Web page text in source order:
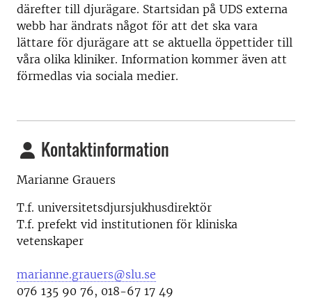
därefter till djurägare. Startsidan på UDS externa
webb har ändrats något för att det ska vara
lättare för djurägare att se aktuella öppettider till
våra olika kliniker. Information kommer även att
förmedlas via sociala medier.
Kontaktinformation
Marianne Grauers
T.f. universitetsdjursjukhusdirektör
T.f. prefekt vid institutionen för kliniska
vetenskaper
marianne.grauers@slu.se
076 135 90 76, 018-67 17 49